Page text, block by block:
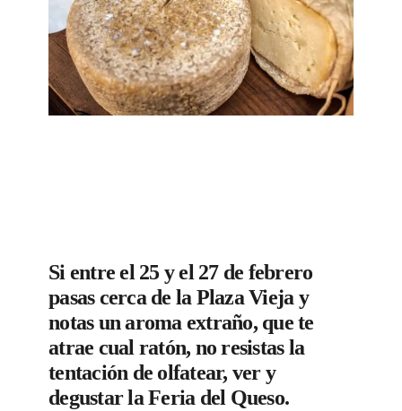
Si entre el 25 y el 27 de febrero
pasas cerca de la Plaza Vieja y
notas un aroma extraño, que te
atrae cual ratón, no resistas la
tentación de olfatear, ver y
degustar la Feria del Queso.